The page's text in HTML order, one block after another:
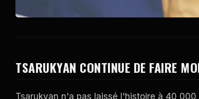
TSARUKYAN CONTINUE DE FAIRE
Tsarukyan n'a pas laissé l'histoire à 40